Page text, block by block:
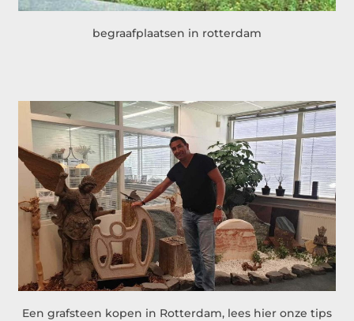
begraafplaatsen in rotterdam
Een grafsteen kopen in Rotterdam, lees hier onze tips